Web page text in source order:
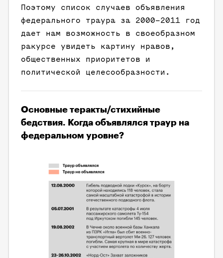
Поэтому список случаев объявления
федерального траура за 2000–2011 год
дает нам возможность в своеобразном
ракурсе увидеть картину нравов,
общественных приоритетов и
политической целесообразности.
Основные теракты/стихийные
бедствия. Когда объявлялся траур на
федеральном уровне?